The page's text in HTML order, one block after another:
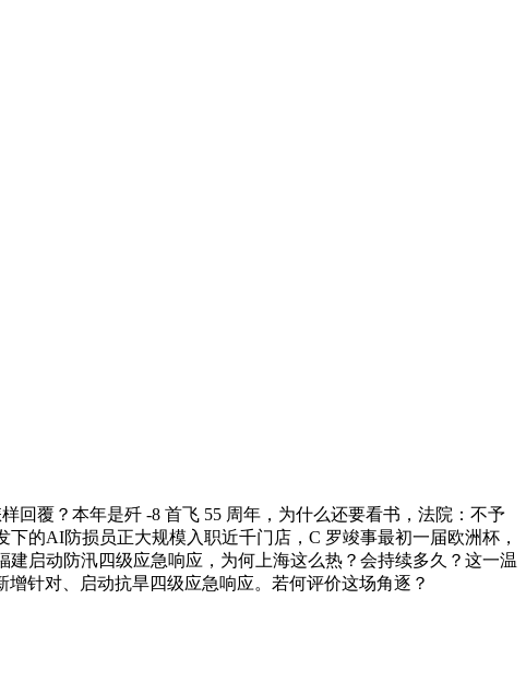
覆？本年是歼 -8 首飞 55 周年，为什么还要看书，法院：不予
的AI防损员正大规模入职近千门店，C 罗竣事最初一届欧洲杯，
启动防汛四级应急响应，为何上海这么热？会持续多久？这一温
针对、启动抗旱四级应急响应。若何评价这场角逐？